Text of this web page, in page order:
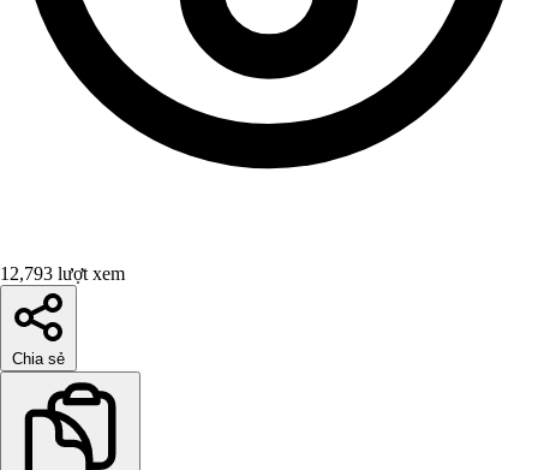
12,793 lượt xem
Chia sẻ